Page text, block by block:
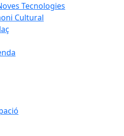
Tecnologies
Cultural